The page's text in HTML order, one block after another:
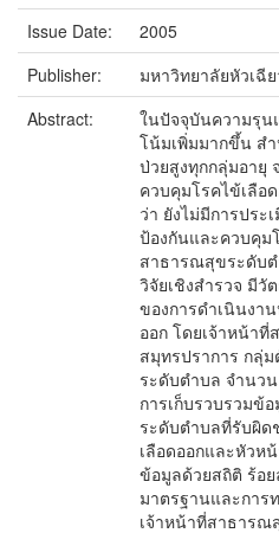
Issue Date:
2005
Publisher:
มหาวิทยาลัยหัวเฉี
Abstract:
ในปัจจุบันความรุน
โน้มเพิ่มมากขึ้น ส
ป่วยสูงทุกกลุ่มอายุ
ควบคุมโรคไข้เลือ
ว่า ยังไม่มีการประ
ป้องกันและควบคุม
สาธารณสุขระดับต
วิจัยเชิงสำรวจ มีวั
ของการดำเนินงา
ออก โดยเจ้าหน้า
สมุทรปราการ กลุ่
ระดับตำบล จำนว
การเก็บรวบรวมข้
ระดับตำบลที่รับผิ
เลือดออกและหัวห
ข้อมูลด้วยสถิติ ร้อย
มาตรฐานและการ
เจ้าหน้าที่สาธาร